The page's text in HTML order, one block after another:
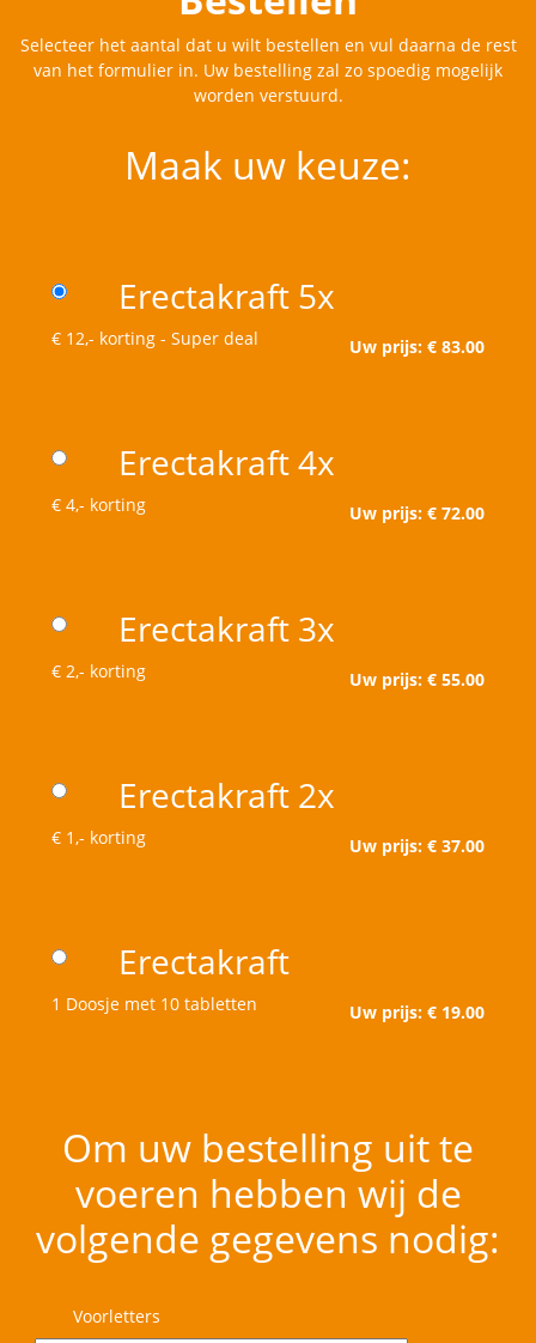
Selecteer het aantal dat u wilt bestellen en vul daarna de rest
van het formulier in. Uw bestelling zal zo spoedig mogelijk
worden verstuurd.
Maak uw keuze:
Erectakraft 5x
€ 12,- korting - Super deal Uw prijs: € 83.00
Erectakraft 4x
€ 4,- korting Uw prijs: € 72.00
Erectakraft 3x
€ 2,- korting Uw prijs: € 55.00
Erectakraft 2x
€ 1,- korting Uw prijs: € 37.00
Erectakraft
1 Doosje met 10 tabletten Uw prijs: € 19.00
Om uw bestelling uit te
voeren hebben wij de
volgende gegevens nodig:
Voorletters